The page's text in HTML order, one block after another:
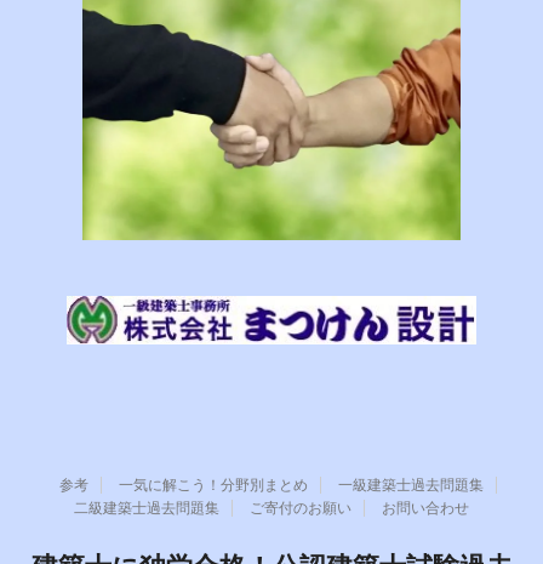
参考 一気に解こう！分野別まとめ
一級建築士過去問題集
二級建築士過去問題集
ご寄付のお願い お問い合わせ